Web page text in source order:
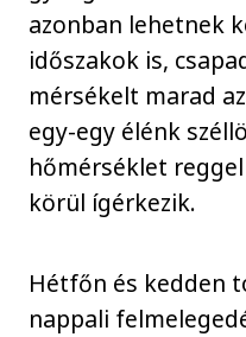
azonban lehetnek
időszakok is,
mérsékelt marad
egy-egy élénk
hőmérséklet reggel
körül ígérkezik.
Hétfőn és kedden
nappali